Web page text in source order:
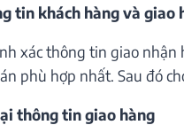
tin khách hàng và giao
xác thông tin giao
phù hợp nhất. Sau đó
thông tin giao hàng